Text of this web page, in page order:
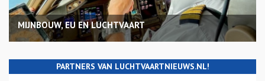
MIJNBOUW, EU EN LUCHTVAART
PARTNERS VAN LUCHTVAARTNIEUWS.NL!